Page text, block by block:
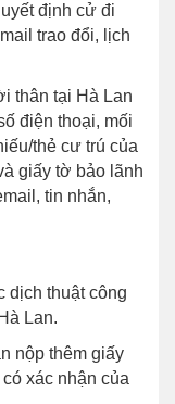
định cử đi
trao đổi, lịch
thân tại Hà Lan
điện thoại, mối
thẻ cư trú của
giấy tờ bảo lãnh
tin nhắn,
dịch thuật công
Lan.
nộp thêm giấy
xác nhận của